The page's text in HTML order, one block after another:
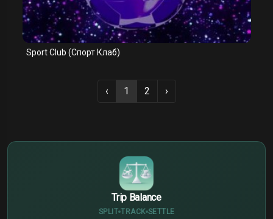
Sport Club (Спорт Клаб)
‹ 1 2 ›
Trip Balance
SPLIT TRACK SETTLE
$